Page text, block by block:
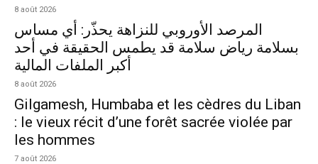
8 août 2026
المرصد الأوروبي للنزاهة يحذّر: أي مساس
بسلامة رياض سلامة قد يطمس الحقيقة في أحد
أكبر الملفات المالية
8 août 2026
Gilgamesh, Humbaba et les cèdres du Liban
: le vieux récit d’une forêt sacrée violée par
les hommes
7 août 2026